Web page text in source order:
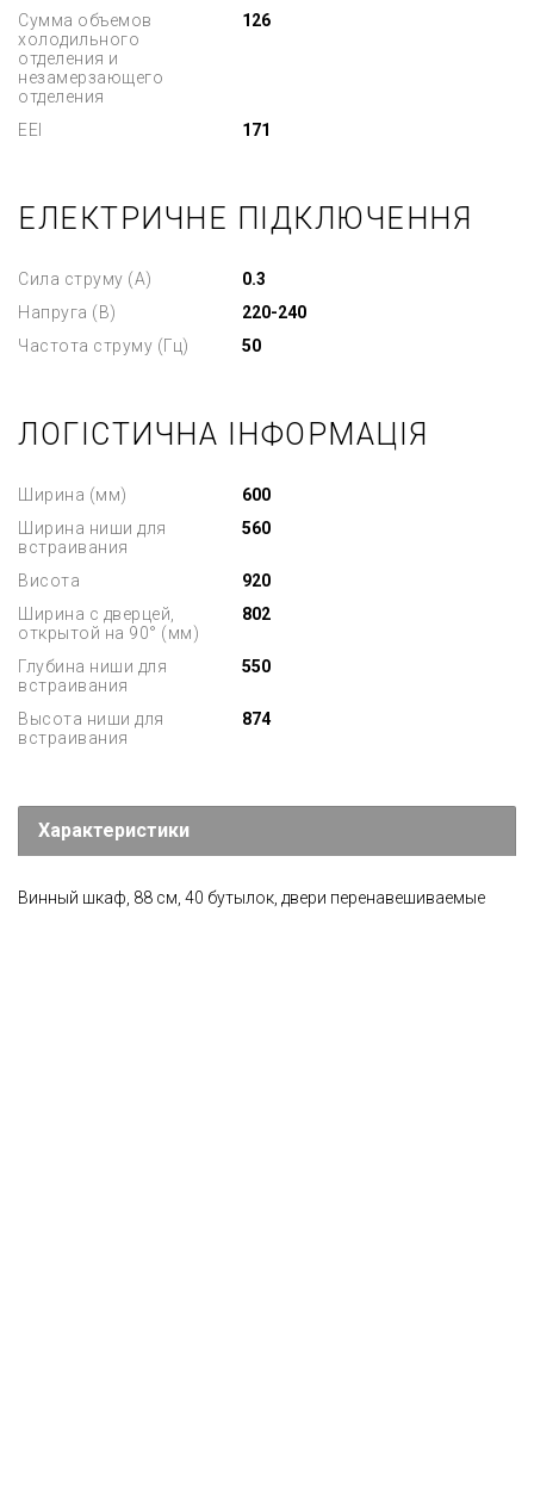
Сумма объемов
холодильного
отделения и
незамерзающего
отделения
126
EEI 171
ЕЛЕКТРИЧНЕ ПІДКЛЮЧЕННЯ
Сила струму (А)
0.3
Напруга (В)
220-240
Частота струму (Гц)
50
ЛОГІСТИЧНА ІНФОРМАЦІЯ
Ширина (мм)
600
Ширина ниши для
встраивания
560
Висота
920
Ширина с дверцей,
открытой на 90° (мм)
802
Глубина ниши для
встраивания
550
Высота ниши для
встраивания
874
Характеристики
Винный шкаф, 88 см, 40 бутылок, двери перенавешиваемые